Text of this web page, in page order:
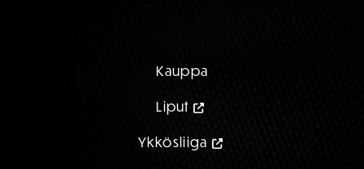
Kauppa
Liput
Ykkösliiga